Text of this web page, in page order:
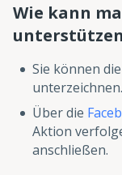
Wie kann
Sie können
unterzeichnen.
Über die
Aktion
anschließen.